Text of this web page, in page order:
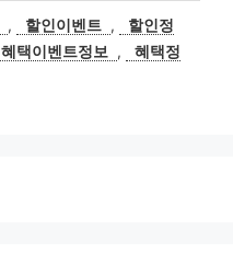
, 할인이벤트 ,
할인정
혜택이벤트정보 ,
혜택정